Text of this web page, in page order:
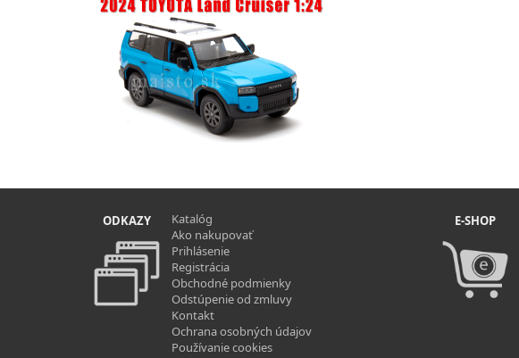
ODKAZY
Katalóg
Ako nakupovať
Prihlásenie
Registrácia
Obchodné podmienky
Odstúpenie od zmluvy
Kontakt
Ochrana osobných údajov
Používanie cookies
E-SHOP